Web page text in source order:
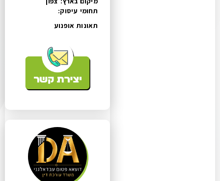
תחומי עיסוק:
תאונות אופנוע